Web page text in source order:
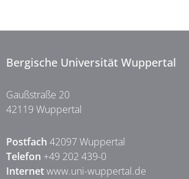
Bergische Universität Wuppertal
Gaußstraße 20
42119 Wuppertal
Postfach 42097 Wuppertal
Telefon +49 202 439-0
Internetwww.uni-wuppertal.de